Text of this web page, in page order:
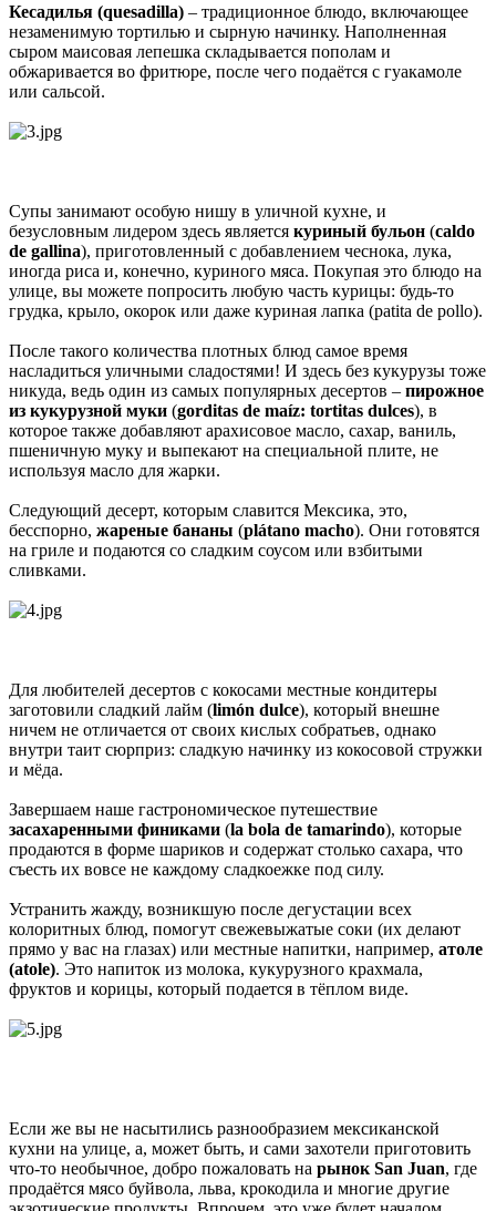
Кесадилья (quesadilla) – традиционное блюдо, включающее
незаменимую тортилью и сырную начинку. Наполненная
сыром маисовая лепешка складывается пополам и
обжаривается во фритюре, после чего подаётся с гуакамоле
или сальсой.
Супы занимают особую нишу в уличной кухне, и
безусловным лидером здесь является куриный бульон (caldo
de gallina), приготовленный с добавлением чеснока, лука,
иногда риса и, конечно, куриного мяса. Покупая это блюдо на
улице, вы можете попросить любую часть курицы: будь-то
грудка, крыло, окорок или даже куриная лапка (patita de pollo).
После такого количества плотных блюд самое время
насладиться уличными сладостями! И здесь без кукурузы тоже
никуда, ведь один из самых популярных десертов – пирожное
из кукурузной муки (gorditas de maíz: tortitas dulces), в
которое также добавляют арахисовое масло, сахар, ваниль,
пшеничную муку и выпекают на специальной плите, не
используя масло для жарки.
Следующий десерт, которым славится Мексика, это,
бесспорно, жареные бананы (plátano macho). Они готовятся
на гриле и подаются со сладким соусом или взбитыми
сливками.
Для любителей десертов с кокосами местные кондитеры
заготовили сладкий лайм (limón dulce), который внешне
ничем не отличается от своих кислых собратьев, однако
внутри таит сюрприз: сладкую начинку из кокосовой стружки
и мёда.
Завершаем наше гастрономическое путешествие
засахаренными финиками (la bola de tamarindo), которые
продаются в форме шариков и содержат столько сахара, что
съесть их вовсе не каждому сладкоежке под силу.
Устранить жажду, возникшую после дегустации всех
колоритных блюд, помогут свежевыжатые соки (их делают
прямо у вас на глазах) или местные напитки, например, атоле
(atole). Это напиток из молока, кукурузного крахмала,
фруктов и корицы, который подается в тёплом виде.
Если же вы не насытились разнообразием мексиканской
кухни на улице, а, может быть, и сами захотели приготовить
что-то необычное, добро пожаловать на рынок San Juan, где
продаётся мясо буйвола, льва, крокодила и многие другие